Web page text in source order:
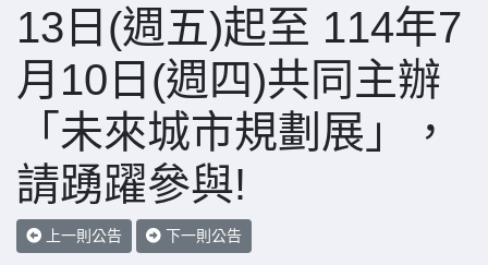
13日(週五)起至 114年7
月10日(週四)共同主辦
「未來城市規劃展」，
請踴躍參與!
上一則公告 下一則公告